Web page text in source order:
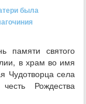
была
памяти святого
в храм во имя
Чудотворца села
Рождества